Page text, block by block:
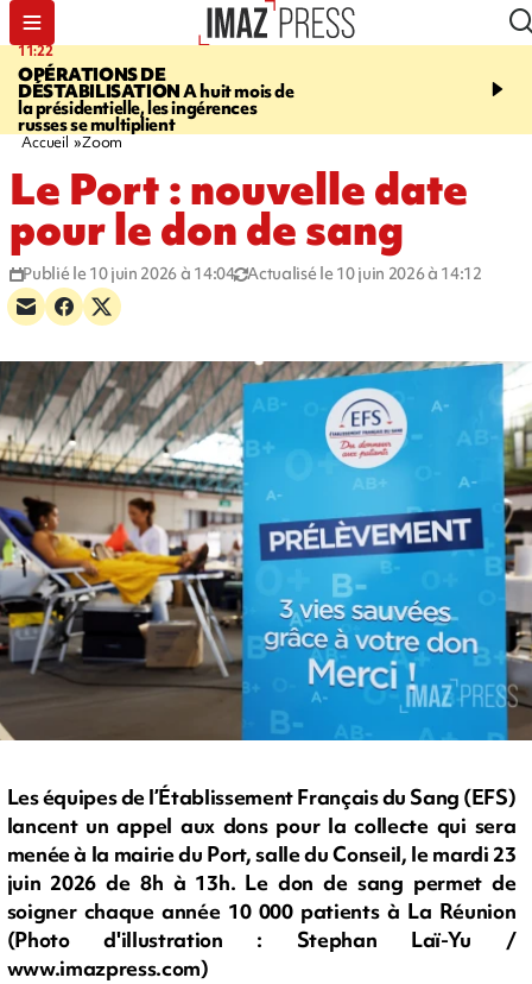
11:22
OPÉRATIONS DE
DÉSTABILISATIONA huit mois de
la présidentielle, les ingérences
russes se multiplient
14:51
Rivière triple champion
Accueil Zoom
Le Port : nouvelle date
pour le don de sang
Publié le 10 juin 2026 à 14:04 Actualisé le 10 juin 2026 à 14:12
Les équipes de l’Établissement Français du Sang (EFS)
lancent un appel aux dons pour la collecte qui sera
menée à la mairie du Port, salle du Conseil, le mardi 23
juin 2026 de 8h à 13h. Le don de sang permet de
soigner chaque année 10 000 patients à La Réunion
(Photo d'illustration : Stephan Laï-Yu /
www.imazpress.com)